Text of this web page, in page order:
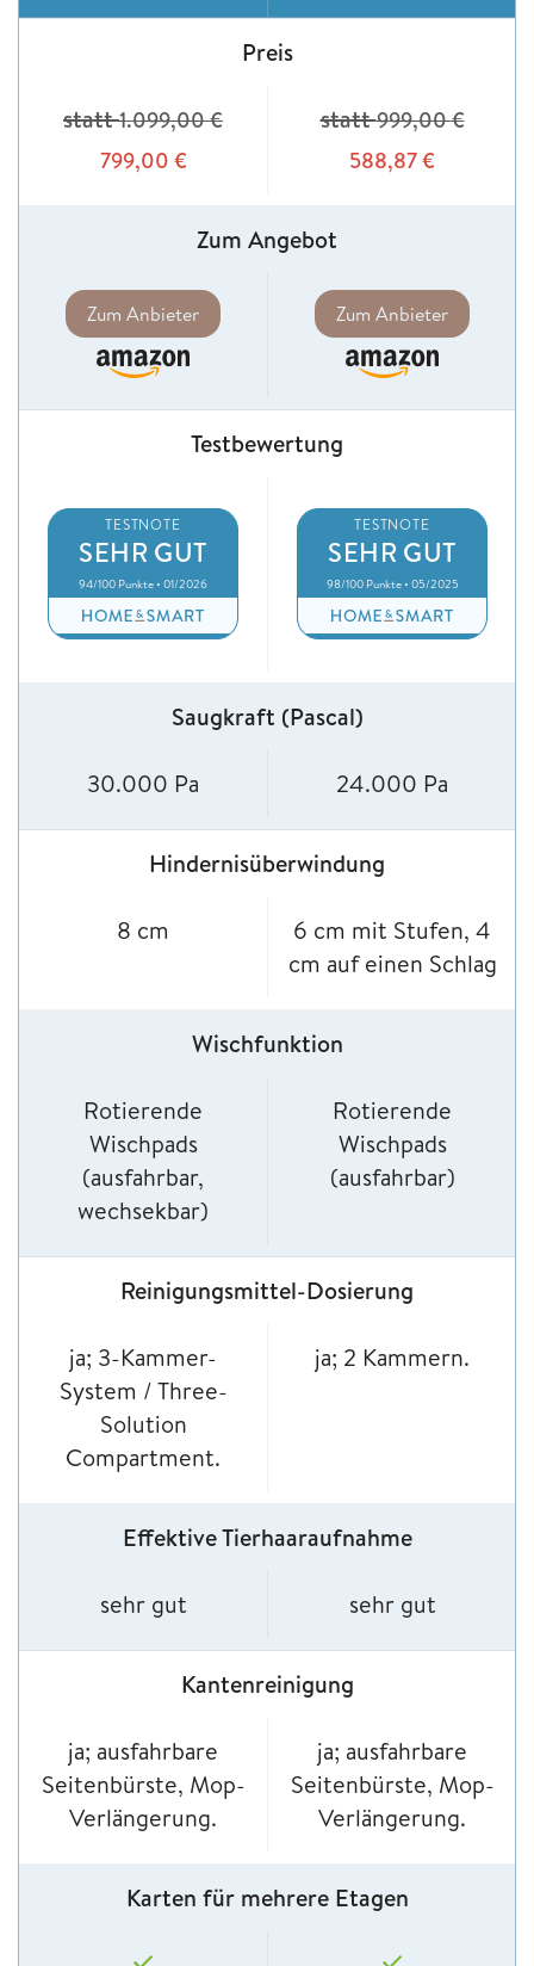
Preis
statt1.099,00€
799,00 €
statt999,00€
588,87€
Zum Angebot
Zum Anbieter Zum Anbieter
Testbewertung
TESTNOTE
SEHR GUT
94/100 Punkte • 01/2026
TESTNOTE
SEHR GUT
98/100 Punkte • 05/2025
Saugkraft (Pascal)
30.000 Pa 24.000 Pa
Hindernisüberwindung
8 cm
6 cm mit Stufen, 4
cm auf einen Schlag
Wischfunktion
Rotierende
Wischpads
(ausfahrbar,
wechsekbar)
Rotierende
Wischpads
(ausfahrbar)
Reinigungsmittel-Dosierung
ja; 3-Kammer-
System / Three-
Solution
Compartment.
ja; 2 Kammern.
Effektive Tierhaaraufnahme
sehr gut sehr gut
Kantenreinigung
ja; ausfahrbare
Seitenbürste, Mop-
Verlängerung.
ja; ausfahrbare
Seitenbürste, Mop-
Verlängerung.
Karten für mehrere Etagen